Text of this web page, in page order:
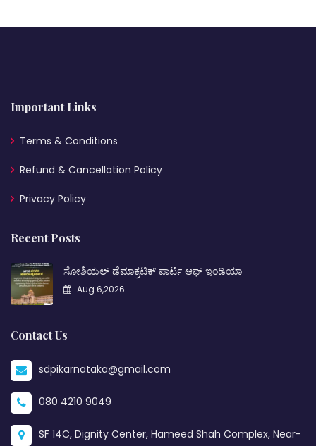
Important Links
Terms & Conditions
Refund & Cancellation Policy
Privacy Policy
Recent Posts
ಸೋಶಿಯಲ್ ಡೆಮಾಕ್ರಟಿಕ್ ಪಾರ್ಟಿ ಆಫ್ ಇಂಡಿಯಾ
Aug 6,2026
Contact Us
sdpikarnataka@gmail.com
080 4210 9049
SF 14C, Dignity Center, Hameed Shah Complex, Near-